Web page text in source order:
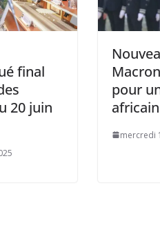
final
20 juin
pour
mercredi